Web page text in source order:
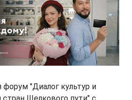
"Диалог культур и